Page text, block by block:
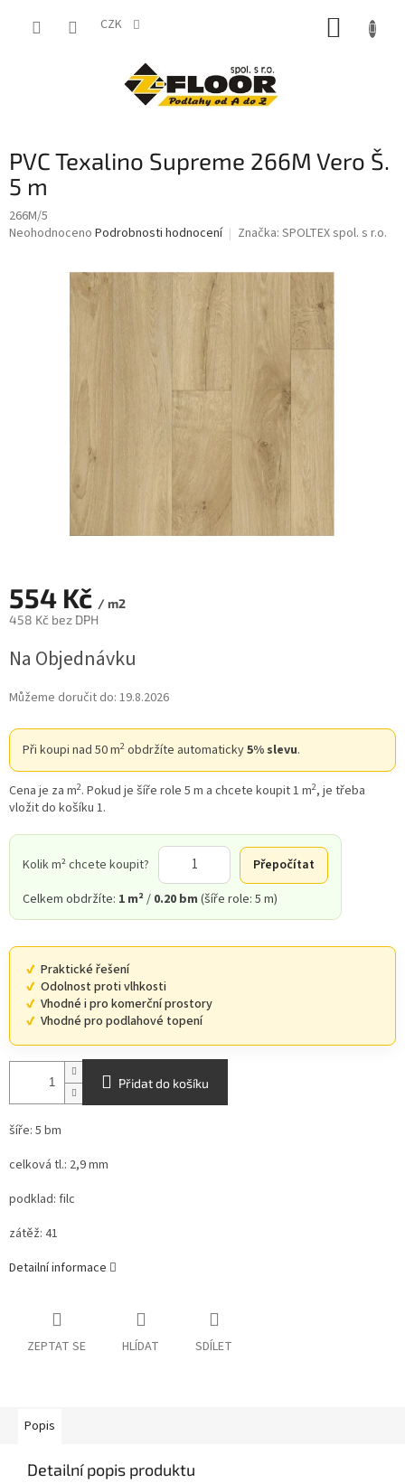
CZK
PVC Texalino Supreme 266M Vero Š.
5 m
266M/5
Průměrné
Neohodnoceno Podrobnosti hodnocení Značka: SPOLTEX spol. s r.o.
554 Kč / m2
458 Kč bez DPH
cena:
Na Objednávku
Můžeme doručit do: 19.8.2026
Při koupi nad 50 m2 obdržíte automaticky5% slevu.
Cena je za m2. Pokud je šíře role 5 m a chcete koupit 1 m2, je třeba
vložit do košíku 1.
Kolik m² chcete koupit?
Přepočítat
Celkem obdržíte: 1 m²/ 0.20 bm (šíře role: 5 m)
Praktické řešení
Odolnost proti vlhkosti
Vhodné i pro komerční prostory
Vhodné pro podlahové topení
Přidat do košíku
šíře: 5 bm
celková tl.: 2,9 mm
podklad: filc
zátěž: 41
Detailní informace
ZEPTAT SE HLÍDAT SDÍLET
Popis
Detailní popis produktu